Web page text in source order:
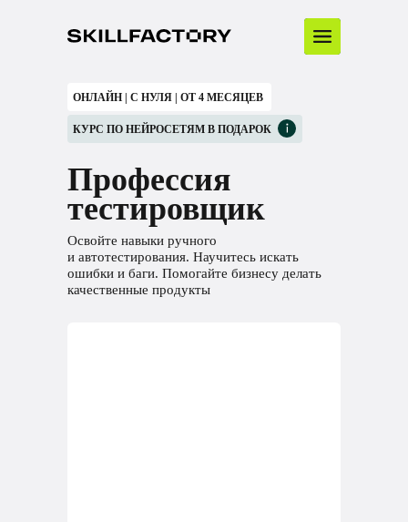
ОНЛАЙН | С НУЛЯ | ОТ 4 МЕСЯЦЕВ
Профессия
тестировщик
Освойте навыки ручного
и автотестирования. Научитесь искать
ошибки и баги. Помогайте бизнесу делать
качественные продукты
КУРС ПО НЕЙРОСЕТЯМ В ПОДАРОК